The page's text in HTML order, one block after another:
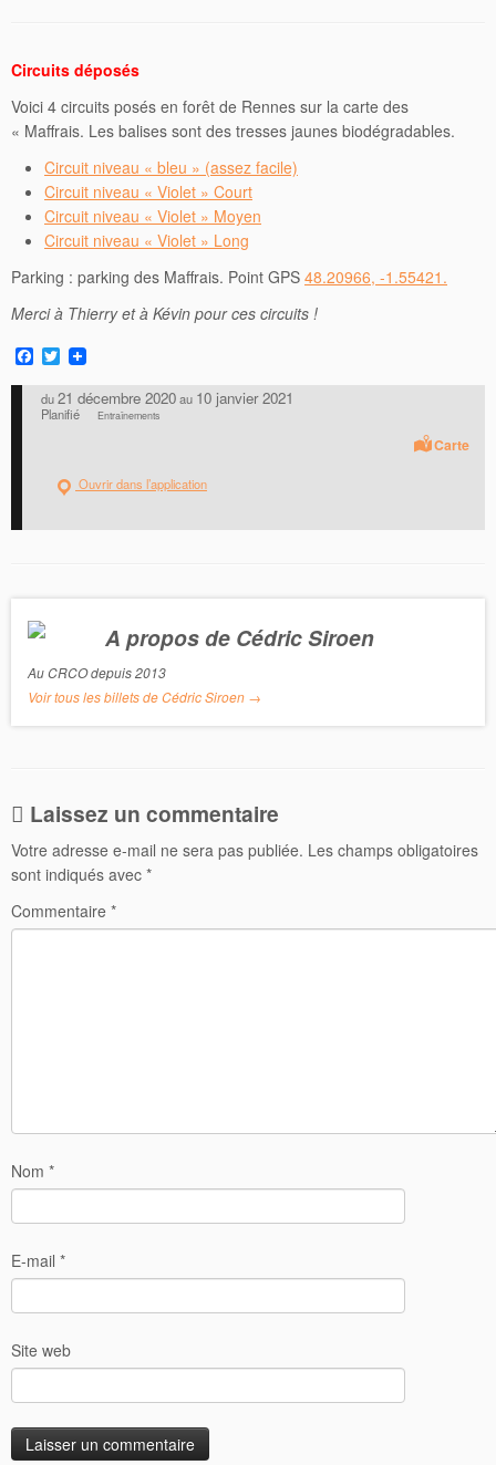
Circuits déposés
Voici 4 circuits posés en forêt de Rennes sur la carte des
« Maffrais. Les balises sont des tresses jaunes biodégradables.
Circuit niveau « bleu » (assez facile)
Circuit niveau « Violet » Court
Circuit niveau « Violet » Moyen
Circuit niveau « Violet » Long
Parking : parking des Maffrais. Point GPS 48.20966, -1.55421.
Merci à Thierry et à Kévin pour ces circuits !
F
a
c
e
b
T
w
i
t
t
du 21 décembre 2020 au 10 janvier 2021
Planifié Entraînements
Carte
Ouvrir dans l’application
A propos de Cédric Siroen
Au CRCO depuis 2013
Voir tous les billets de Cédric Siroen →
Laissez un commentaire
Votre adresse e-mail ne sera pas publiée. Les champs obligatoires
sont indiqués avec *
Commentaire *
Nom *
E-mail *
Site web